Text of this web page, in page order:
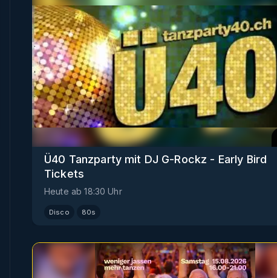
Ü40 Tanzparty mit DJ G-Rockz - Early Bird
Tickets
Heute ab 18:30 Uhr
Disco 80s